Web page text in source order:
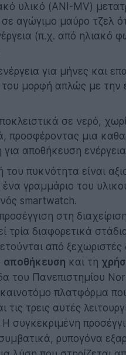
υλικό (ANI-MV)
σε αγώγιμο μαύρο τζελ
(π.χ. από ηλιακό
για μήνες και
του μορφή απλώς με την
σε νερό,
προσφέροντας μια
αποθήκευση
του πυκνότητα είναι
γραμμάριο του
smartwatch.
στη
τρία διαφορετικά
από ξεχωριστές
αποθήκευση και τη
του Πανεπιστημίου
καινοτόμο πλατφόρμα
τρεις αυτές
συγκεκριμένη
ρυπογόνα